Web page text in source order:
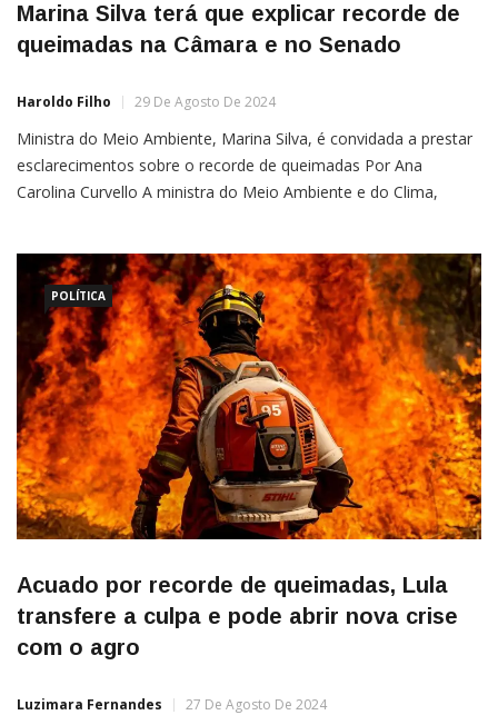
Marina Silva terá que explicar recorde de
queimadas na Câmara e no Senado
Haroldo Filho 29 De Agosto De 2024
Ministra do Meio Ambiente, Marina Silva, é convidada a prestar
esclarecimentos sobre o recorde de queimadas Por Ana
Carolina Curvello A ministra do Meio Ambiente e do Clima,
Senado e da Câmara dos Deputados.Ambas comissões
aprovaram nesta […]
POLÍTICA
Acuado por recorde de queimadas, Lula
transfere a culpa e pode abrir nova crise
com o agro
Luzimara Fernandes 27 De Agosto De 2024